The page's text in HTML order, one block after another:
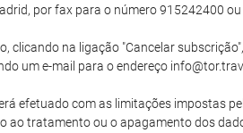
por fax para o número 915242400
clicando na ligação "Cancelar
um e-mail para o endereço
efetuado com as limitações impostas
tratamento ou o apagamento dos